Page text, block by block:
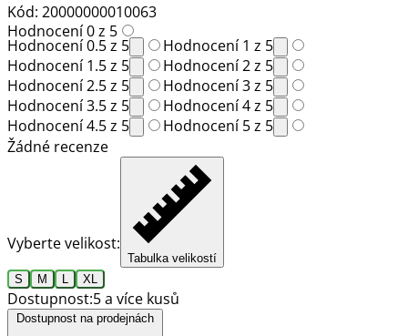
Kód: 20000000010063
Hodnocení 0 z 5
Hodnocení 0.5 z 5
Hodnocení 1 z 5
Hodnocení 1.5 z 5
Hodnocení 2 z 5
Hodnocení 2.5 z 5
Hodnocení 3 z 5
Hodnocení 3.5 z 5
Hodnocení 4 z 5
Hodnocení 4.5 z 5
Hodnocení 5 z 5
Žádné recenze
Vyberte velikost:
Tabulka velikostí
S
M XL
Dostupnost:5 a více kusů